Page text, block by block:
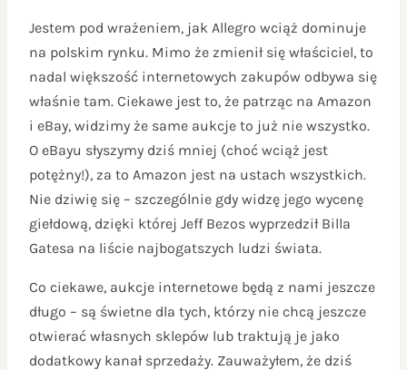
Jestem pod wrażeniem, jak Allegro wciąż dominuje
na polskim rynku. Mimo że zmienił się właściciel, to
nadal większość internetowych zakupów odbywa się
właśnie tam. Ciekawe jest to, że patrząc na Amazon
i eBay, widzimy że same aukcje to już nie wszystko.
O eBayu słyszymy dziś mniej (choć wciąż jest
potężny!), za to Amazon jest na ustach wszystkich.
Nie dziwię się – szczególnie gdy widzę jego wycenę
giełdową, dzięki której Jeff Bezos wyprzedził Billa
Gatesa na liście najbogatszych ludzi świata.
Co ciekawe, aukcje internetowe będą z nami jeszcze
długo – są świetne dla tych, którzy nie chcą jeszcze
otwierać własnych sklepów lub traktują je jako
dodatkowy kanał sprzedaży. Zauważyłem, że dziś